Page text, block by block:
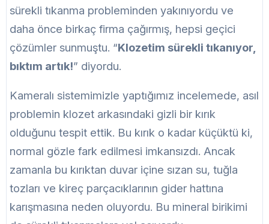
sürekli tıkanma probleminden yakınıyordu ve
daha önce birkaç firma çağırmış, hepsi geçici
çözümler sunmuştu. “Klozetim sürekli tıkanıyor,
bıktım artık!” diyordu.
Kameralı sistemimizle yaptığımız incelemede, asıl
problemin klozet arkasındaki gizli bir kırık
olduğunu tespit ettik. Bu kırık o kadar küçüktü ki,
normal gözle fark edilmesi imkansızdı. Ancak
zamanla bu kırıktan duvar içine sızan su, tuğla
tozları ve kireç parçacıklarının gider hattına
karışmasına neden oluyordu. Bu mineral birikimi